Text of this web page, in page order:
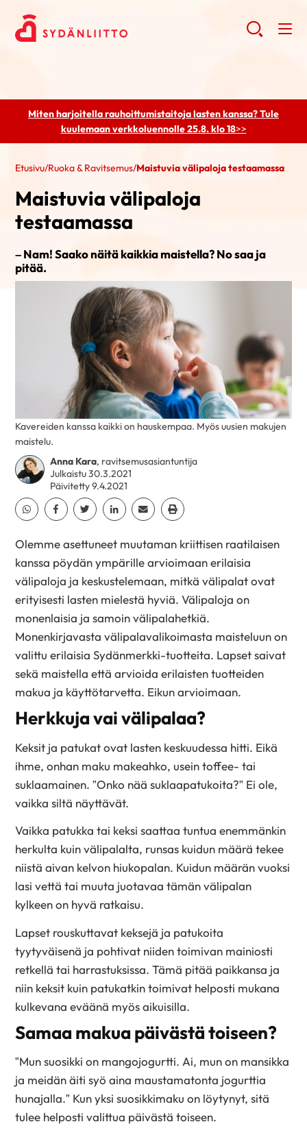
Miten harjoitella rauhoittumistaitoja lasten kanssa? Tule
kuulemaanverkkoluennolle 25.8. klo 18>>
Etusivu/Ruoka & Ravitsemus/​Maistuvia välipaloja testaamassa
​Maistuvia välipaloja
testaamassa
– Nam! Saako näitä kaikkia maistella? No saa ja
pitää.
Anna Kara, ravitsemusasiantuntija
Julkaistu 30.3.2021
Päivitetty 9.4.2021
Jaa Whatsapp
Jaa Facebook
Jaa TwitterJaa Linkedin
Jaa EmailJaa Print
Kavereiden kanssa kaikki on hauskempaa. Myös uusien makujen
maistelu.
Olemme asettuneet muutaman kriittisen raatilaisen
kanssa pöydän ympärille arvioimaan erilaisia
välipaloja ja keskustelemaan, mitkä välipalat ovat
erityisesti lasten mielestä hyviä. Välipaloja on
monenlaisia ja samoin välipalahetkiä.
Monenkirjavasta välipalavalikoimasta maisteluun on
valittu erilaisia Sydänmerkki-tuotteita. Lapset saivat
sekä maistella että arvioida erilaisten tuotteiden
makua ja käyttötarvetta. Eikun arvioimaan.
Herkkuja vai välipalaa?
Keksit ja patukat ovat lasten keskuudessa hitti. Eikä
ihme, onhan maku makeahko, usein toffee- tai
suklaamainen. ”Onko nää suklaapatukoita?” Ei ole,
vaikka siltä näyttävät.
Vaikka patukka tai keksi saattaa tuntua enemmänkin
herkulta kuin välipalalta, runsas kuidun määrä tekee
niistä aivan kelvon hiukopalan. Kuidun määrän vuoksi
lasi vettä tai muuta juotavaa tämän välipalan
kylkeen on hyvä ratkaisu.
Lapset rouskuttavat keksejä ja patukoita
tyytyväisenä ja pohtivat niiden toimivan mainiosti
retkellä tai harrastuksissa. Tämä pitää paikkansa ja
niin keksit kuin patukatkin toimivat helposti mukana
kulkevana eväänä myös aikuisilla.
Samaa makua päivästä toiseen?
”Mun suosikki on mangojogurtti. Ai, mun on mansikka
ja meidän äiti syö aina maustamatonta jogurttia
hunajalla.” Kun yksi suosikkimaku on löytynyt, sitä
tulee helposti valittua päivästä toiseen.